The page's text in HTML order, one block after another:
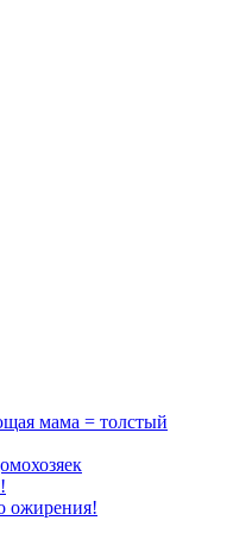
мама = толстый
ожирения!